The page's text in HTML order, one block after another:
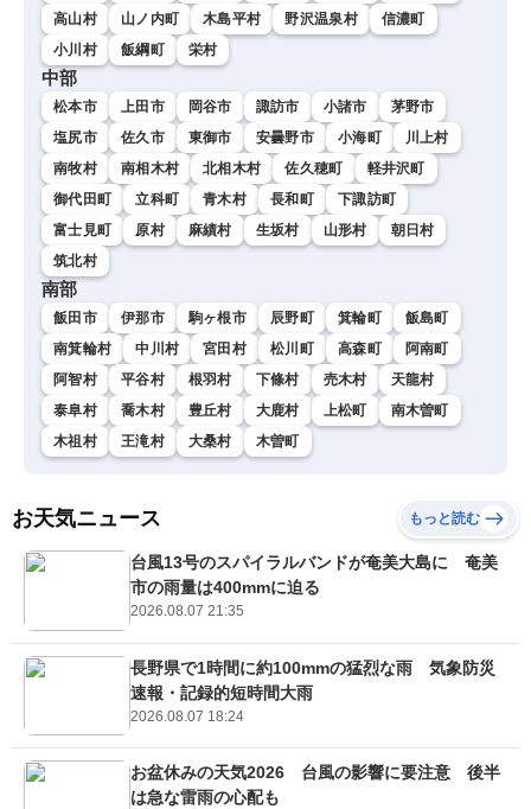
高山村 山ノ内町 木島平村 野沢温泉村
信濃町
小川村
飯綱町 栄村
中部
松本市 上田市 岡谷市 諏訪市 小諸市
茅野市
塩尻市
佐久市 東御市 安曇野市 小海町
川上村
南牧村
南相木村 北相木村 佐久穂町
軽井沢町
御代田町
立科町 青木村 長和町
下諏訪町
富士見町
原村 麻績村 生坂村 山形村
朝日村
筑北村
南部
飯田市 伊那市 駒ヶ根市 辰野町 箕輪町
飯島町
南箕輪村
中川村 宮田村 松川町 高森町
阿南町
阿智村
平谷村 根羽村 下條村 売木村
天龍村
泰阜村
喬木村 豊丘村 大鹿村 上松町
南木曽町
木祖村
王滝村 大桑村 木曽町
お天気ニュース もっと読む
台風13号のスパイラルバンドが奄美大島に 奄美
市の雨量は400mmに迫る
2026.08.07 21:35
長野県で1時間に約100mmの猛烈な雨 気象防災
速報・記録的短時間大雨
2026.08.07 18:24
お盆休みの天気2026 台風の影響に要注意 後半
は急な雷雨の心配も